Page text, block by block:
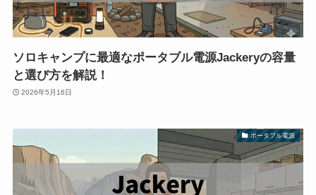
ソロキャンプに最適なポータブル電源Jackeryの容量
と選び方を解説！
2026年5月16日
ポータブル電源